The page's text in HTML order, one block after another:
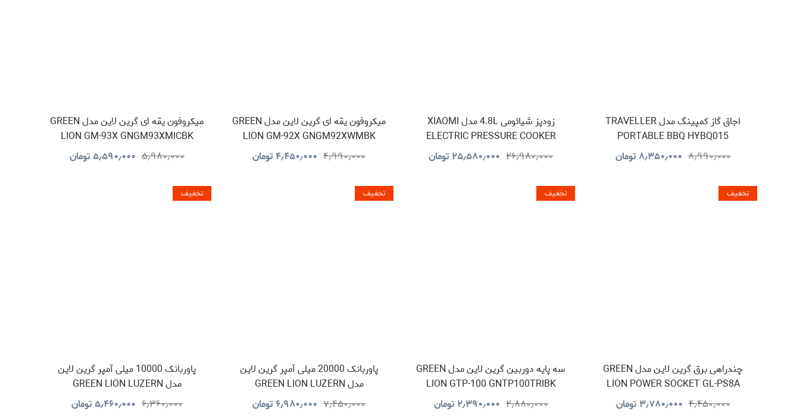
اجاق گاز کمپینگ مدل TRAVELLER
PORTABLE BBQ HYBQ015
۸٫۹۹۰٫۰۰۰ ۸٫۳۵۰٫۰۰۰ تومان
زودپز شیائومی 4.8L مدل XIAOMI
ELECTRIC PRESSURE COOKER
۲۶٫۹۸۰٫۰۰۰ ۲۵٫۵۸۰٫۰۰۰ تومان
میکروفون یقه ای گرین لاین مدل GREEN
LION GM-92X GNGM92XWMBK
۴٫۹۹۰٫۰۰۰ ۴٫۴۵۰٫۰۰۰ تومان
میکروفون یقه ای گرین لاین مدل GREEN
LION GM-93X GNGM93XMICBK
۵٫۹۸۰٫۰۰۰ ۵٫۵۹۰٫۰۰۰تومان
تخفیف
چندراهی برق گرین لاین مدل GREEN
LION POWER SOCKET GL-PS8A
GNPS7UPDUKBK۴٫۴۵۰٫۰۰۰ ۳٫۷۸۰٫۰۰۰ تومان
تخفیف
سه پایه دوربین گرین لاین مدل GREEN
LION GTP-100 GNTP100TRIBK
۲٫۸۸۰٫۰۰۰ ۲٫۳۹۰٫۰۰۰ تومان
تخفیف
پاوربانک 20000 میلی آمپر گرین لاین
مدل GREEN LION LUZERN
GNLEZ20KPBBK۷٫۴۵۰٫۰۰۰ ۶٫۹۸۰٫۰۰۰ تومان
تخفیف
پاوربانک 10000 میلی آمپر گرین لاین
مدل GREEN LION LUZERN
GNLEZ10KPBBK۶٫۳۶۰٫۰۰۰ ۵٫۴۶۰٫۰۰۰تومان